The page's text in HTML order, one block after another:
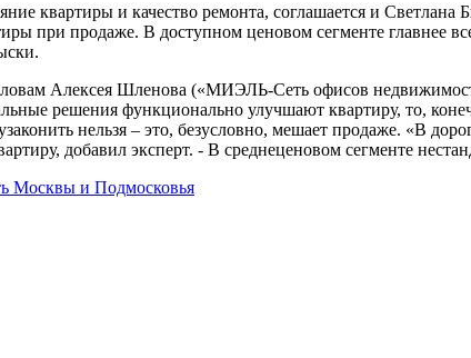
квартиры и качество ремонта, соглашается и
при продаже. В доступном ценовом сегменте главнее
Алексея Шленова («МИЭЛЬ-Сеть офисов
решения функционально улучшают квартиру, то,
нельзя – это, безусловно, мешает продаже. «В
добавил эксперт. - В среднеценовом сегменте
Москвы и Подмосковья